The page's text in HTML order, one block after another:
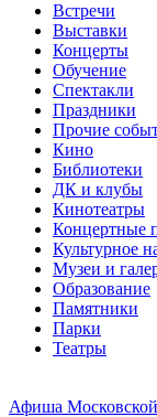
Встречи
Выставки
Концерты
Обучение
Спектакли
Праздники
Прочие
Кино
Библиотеки
ДК и клубы
Кинотеатры
Концертные
Культурное
Музеи и
Образование
Памятники
Парки
Театры
Афиша Московской